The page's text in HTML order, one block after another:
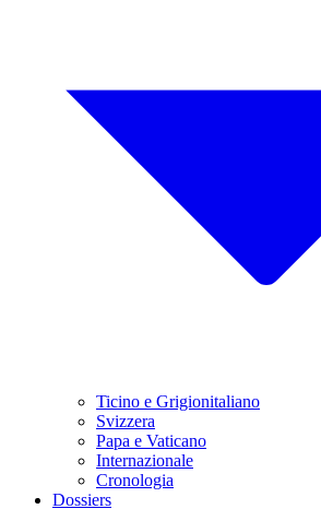
Ticino e Grigionitaliano
Svizzera
Papa e Vaticano
Internazionale
Cronologia
Dossiers